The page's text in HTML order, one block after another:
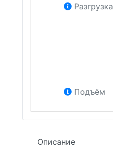
Разгрузка
Подъём
Описание